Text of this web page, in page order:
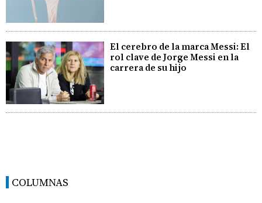
El cerebro de la marca Messi: El
rol clave de Jorge Messi en la
carrera de su hijo
COLUMNAS